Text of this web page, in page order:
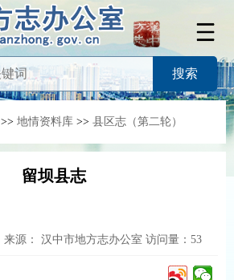
>> 地情资料库 >> 县区志（第二轮）
留坝县志
来源： 汉中市地方志办公室 访问量： 53